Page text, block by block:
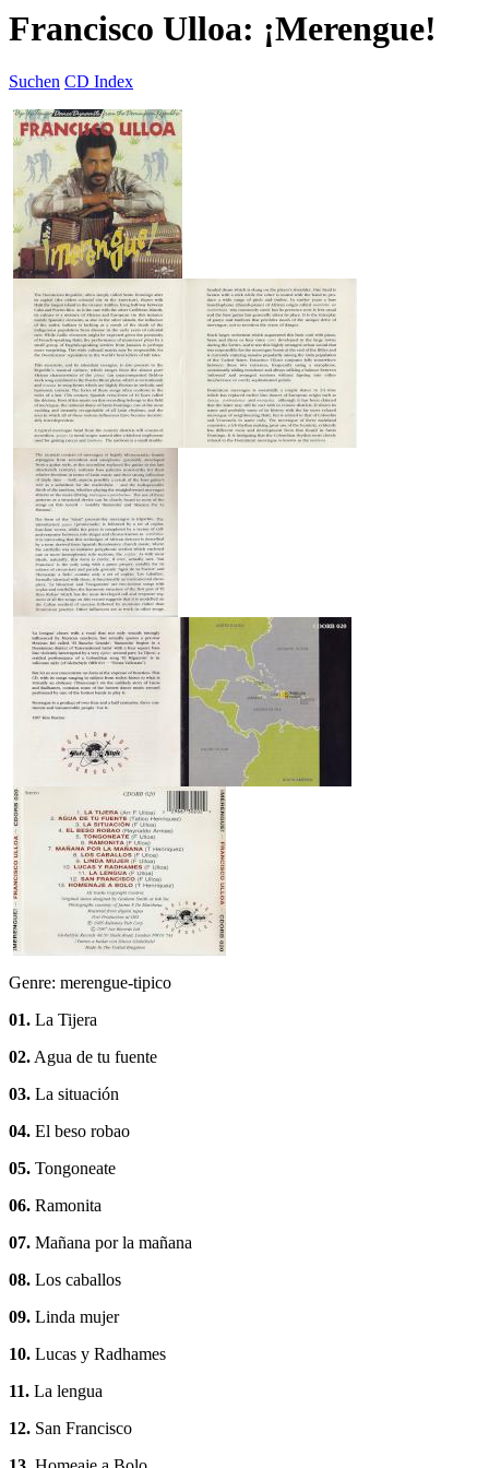
Francisco Ulloa: ¡Merengue!
Suchen CD Index
Genre: merengue-tipico
01. La Tijera
02.Agua de tu fuente
03. La situación
04. El beso robao
05. Tongoneate
06. Ramonita
07. Mañana por la mañana
08. Los caballos
09. Linda mujer
10. Lucas y Radhames
11. La lengua
12. San Francisco